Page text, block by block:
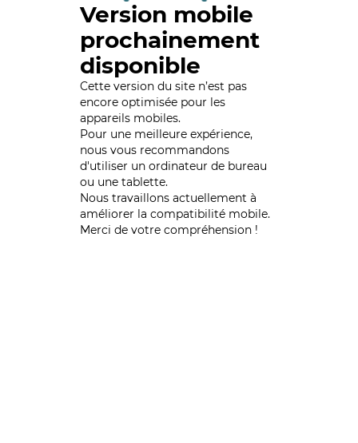
Version mobile
prochainement
disponible
Cette version du site n’est pas
encore optimisée pour les
appareils mobiles.
Pour une meilleure expérience,
nous vous recommandons
d'utiliser un ordinateur de bureau
ou une tablette.
Nous travaillons actuellement à
améliorer la compatibilité mobile.
Merci de votre compréhension !